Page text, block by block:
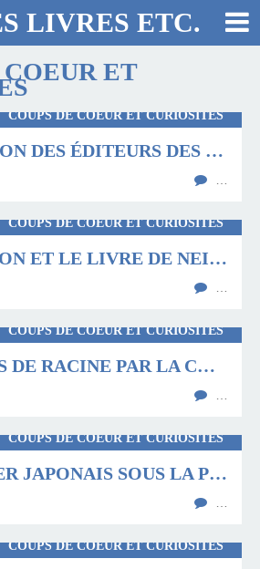
LIVRES ETC.
ET
COUPS DE COEUR ET CURIOSITÉS
L'ASSOCIATION DES ÉDITEURS DES HAUTS-DE-FRANCE A 20 ANS
COUPS DE COEUR ET CURIOSITÉS
OLIVIER LIRON ET LE LIVRE DE NEIGE AU PRESQUE FESTIVAL
COUPS DE COEUR ET CURIOSITÉS
BRITANNICUS DE RACINE PAR LA COMPAGNIE DU BERGER
COUPS DE COEUR ET CURIOSITÉS
LE SCHINDLER JAPONAIS SOUS LA PLUME DE LAURENCE COUQUIAUD
COUPS DE COEUR ET CURIOSITÉS